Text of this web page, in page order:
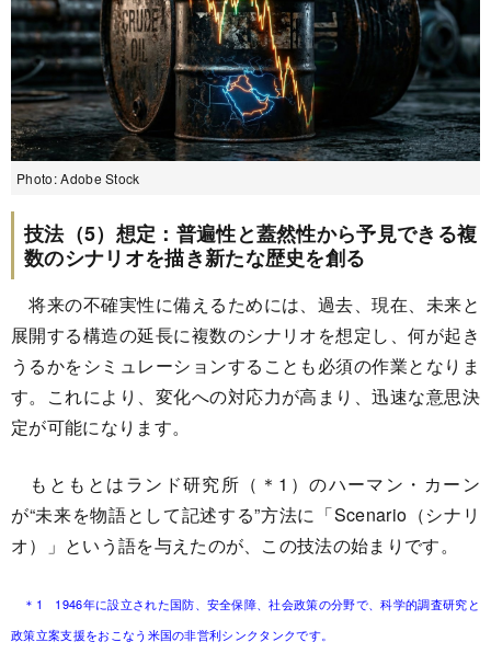
Photo: Adobe Stock
技法（5）想定：普遍性と蓋然性から予見できる複
数のシナリオを描き新たな歴史を創る
将来の不確実性に備えるためには、過去、現在、未来と
展開する構造の延長に複数のシナリオを想定し、何が起き
うるかをシミュレーションすることも必須の作業となりま
す。これにより、変化への対応力が高まり、迅速な意思決
定が可能になります。
もともとはランド研究所（＊1）のハーマン・カーン
が“未来を物語として記述する”方法に「Scenario（シナリ
オ）」という語を与えたのが、この技法の始まりです。
＊1 1946年に設立された国防、安全保障、社会政策の分野で、科学的調査研究と
政策立案支援をおこなう米国の非営利シンクタンクです。